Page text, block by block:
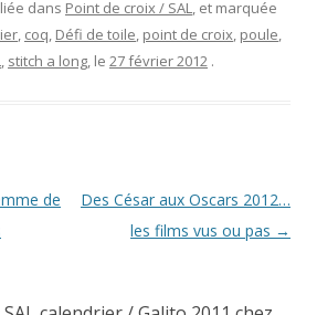
dans Point de croix / SAL, et marquée
, coq, Défi de toile, point de croix, poule,
, stitch a long, le 27 février 2012 .
de
Des César aux Oscars 2012…
les films vus ou pas →